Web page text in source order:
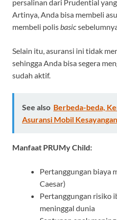
persalinan dari Prudential
Artinya, Anda bisa membeli
membeli polisbasic
Selain itu, asuransi ini tidak
sehingga Anda bisa segera
sudah aktif.
See also Berbeda-beda,
Asuransi Mobil
Manfaat PRUMy Child:
Pertanggungan biaya
Caesar)
Pertanggungan risiko
meninggal dunia